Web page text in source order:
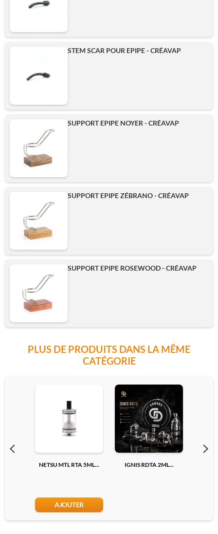
STEM SCAR POUR EPIPE - CRÉAVAP
SUPPORT EPIPE NOYER - CRÉAVAP
SUPPORT EPIPE ZÉBRANO - CRÉAVAP
SUPPORT EPIPE ROSEWOOD - CRÉAVAP
PLUS DE PRODUITS DANS LA MÊME
CATÉGORIE
NETSU MTL RTA 5ML...
AJOUTER
IGNIS RDTA 2ML...